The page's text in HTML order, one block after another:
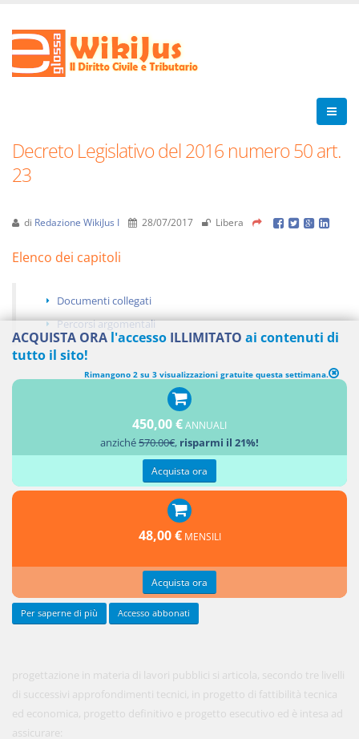
Decreto Legislativo del 2016 numero 50 art.
23
di Redazione WikiJus I 28/07/2017 Libera
Elenco dei capitoli
Documenti collegati
Percorsi argomentali
LIVELLI DELLA PROGETTAZIONE PER GLI APPALTI, PER LE
CONCESSIONI DI LAVORI NONCHÉ PER I SERVIZI
progettazione in materia di lavori pubblici si articola, secondo tre livelli
di successivi approfondimenti tecnici, in progetto di fattibilità tecnica
ed economica, progetto definitivo e progetto esecutivo ed è intesa ad
assicurare:
ACQUISTA ORA l'accesso ILLIMITATO ai contenuti di
tutto il sito!
Rimangono 2 su 3 visualizzazioni gratuite questa settimana.
450,00 €ANNUALI
anziché570.00€, risparmi il 21%!
Acquista ora
48,00 € MENSILI
Acquista ora
Per saperne di più Accesso abbonati